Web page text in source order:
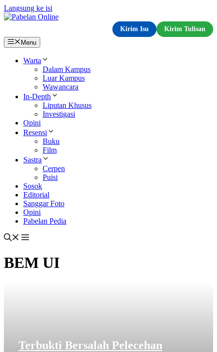
Langsung ke isi
Kirim Isu
Kirim Tulisan
Menu
Warta
Dalam Kampus
Luar Kampus
Wawancara
In-Depth
Liputan Khusus
Investigasi
Opini
Resensi
Buku
Film
Sastra
Cerpen
Puisi
Sosok
Editorial
Sanggar Foto
Opini
Pabelan Pedia
BEM UI
Terbukti Bersalah Pelecehan